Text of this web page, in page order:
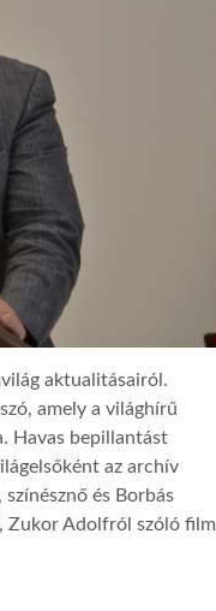
aktualitásairól.
amely a világhírű
Havas bepillantást
az archív
és Borbás
Zukor Adolfról szóló film